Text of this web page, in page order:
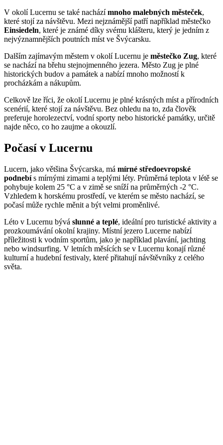
V okolí Lucernu se také nacházímnoho malebných městeček,
které stojí za návštěvu. Mezi nejznámější patří například městečko
Einsiedeln, které je známé díky svému klášteru, který je jedním z
nejvýznamnějších poutních míst ve Švýcarsku.
Dalším zajímavým městem v okolí Lucernu je městečko Zug, které
se nachází na břehu stejnojmenného jezera. Město Zug je plné
historických budov a památek a nabízí mnoho možností k
procházkám a nákupům.
Celkově lze říci, že okolí Lucernu je plné krásných míst a přírodních
scenérií, které stojí za návštěvu. Bez ohledu na to, zda člověk
preferuje horolezectví, vodní sporty nebo historické památky, určitě
najde něco, co ho zaujme a okouzlí.
Počasí v Lucernu
Lucern, jako většina Švýcarska, má mírné středoevropské
podnebís mírnými zimami a teplými léty. Průměrná teplota v létě se
pohybuje kolem 25 °C a v zimě se sníží na průměrných -2 °C.
Vzhledem k horskému prostředí, ve kterém se město nachází, se
počasí může rychle měnit a být velmi proměnlivé.
Léto v Lucernu bývá slunné a teplé, ideální pro turistické aktivity a
prozkoumávání okolní krajiny. Místní jezero Lucerne nabízí
příležitosti k vodním sportům, jako je například plavání, jachting
nebo windsurfing. V letních měsících se v Lucernu konají různé
kulturní a hudební festivaly, které přitahují návštěvníky z celého
světa.